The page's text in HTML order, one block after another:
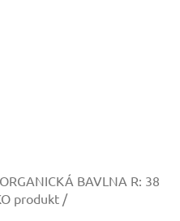
BAVLNA R: 38
produkt /